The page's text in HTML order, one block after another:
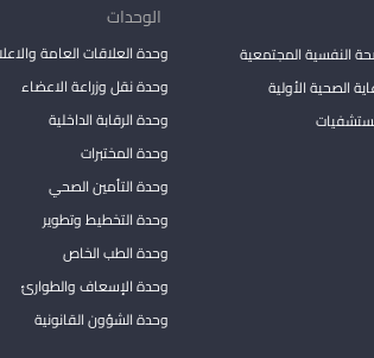
النفسية المجتمعية
الصحية الأولية
الوحدات
وحدة العلاقات العامة
وحدة نقل وزراعة الاعضاء
وحدة الرقابة الداخلية
وحدة المختبرات
وحدة التأمين الصحي
وحدة التخطيط وتطوير
وحدة الطب الخاص
وحدة الإسعاف والطوارئ
وحدة الشؤون القانونية